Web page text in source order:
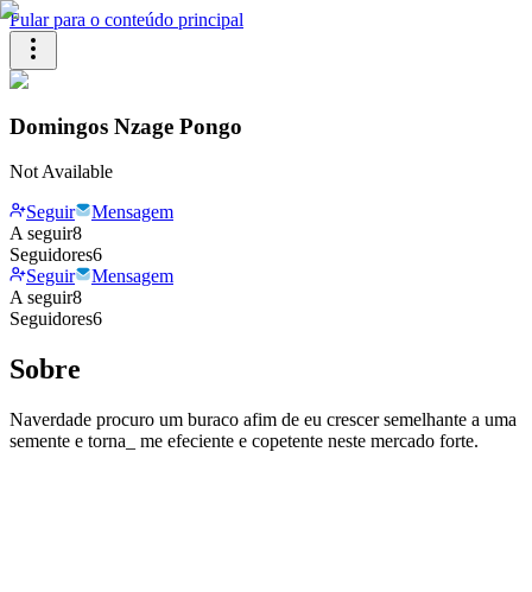
Pular para o conteúdo principal
Domingos Nzage Pongo
Not Available
Seguir
Mensagem
A seguir8
Seguidores6
Seguir
Mensagem
A seguir8
Seguidores6
Sobre
Naverdade procuro um buraco afim de eu crescer semelhante a uma
semente e torna_ me efeciente e copetente neste mercado forte.